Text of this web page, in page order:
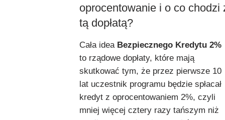
oprocentowanie i o co chodzi
tą dopłatą?
Cała idea Bezpiecznego Kredytu 2%
to rządowe dopłaty, które mają
skutkować tym, że przez pierwsze 10
lat uczestnik programu będzie spłacał
kredyt z oprocentowaniem 2%, czyli
mniej więcej cztery razy tańszym niż